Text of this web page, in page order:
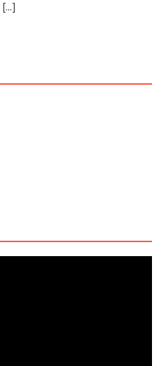
[...]